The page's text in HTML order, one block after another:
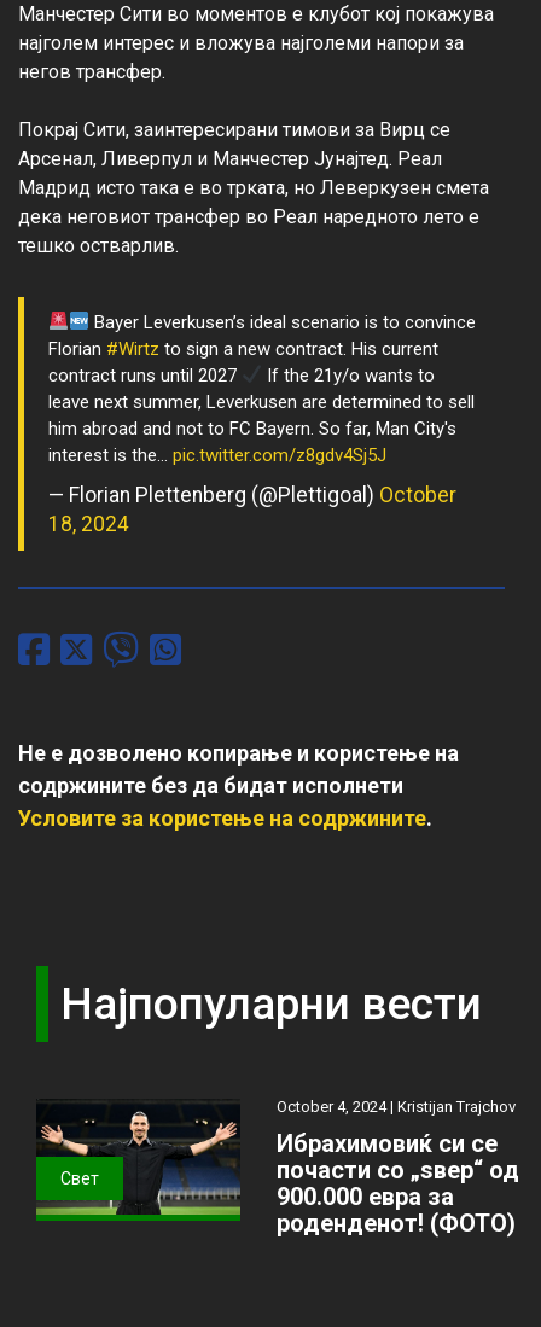
Манчестер Сити во моментов е клубот кој покажува
најголем интерес и вложува најголеми напори за
негов трансфер.
Покрај Сити, заинтересирани тимови за Вирц се
Арсенал, Ливерпул и Манчестер Јунајтед. Реал
Мадрид исто така е во трката, но Леверкузен смета
дека неговиот трансфер во Реал наредното лето е
Bayer Leverkusen’s ideal scenario is to convince
Florian #Wirtz to sign a new contract. His current
contract runs until 2027
If the 21y/o wants to
leave next summer, Leverkusen are determined to sell
him abroad and not to FC Bayern. So far, Man City's
interest is the… pic.twitter.com/z8gdv4Sj5J
— Florian Plettenberg (@Plettigoal) October
18, 2024
Не е дозволено копирање и користење на
содржините без да бидат исполнети
Условите за користење на содржините.
Најпопуларни вести
Свет
October 4, 2024 |Kristijan Trajchov
Ибрахимовиќ си се
почасти со „ѕвер“ од
900.000 евра за
роденденот! (ФОТО)